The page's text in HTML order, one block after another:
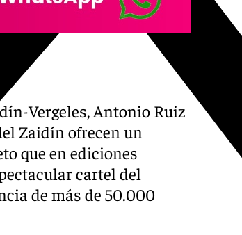
Vergeles, Antonio Ruiz
Zaidín ofrecen un
que en ediciones
cartel del
de más de 50.000